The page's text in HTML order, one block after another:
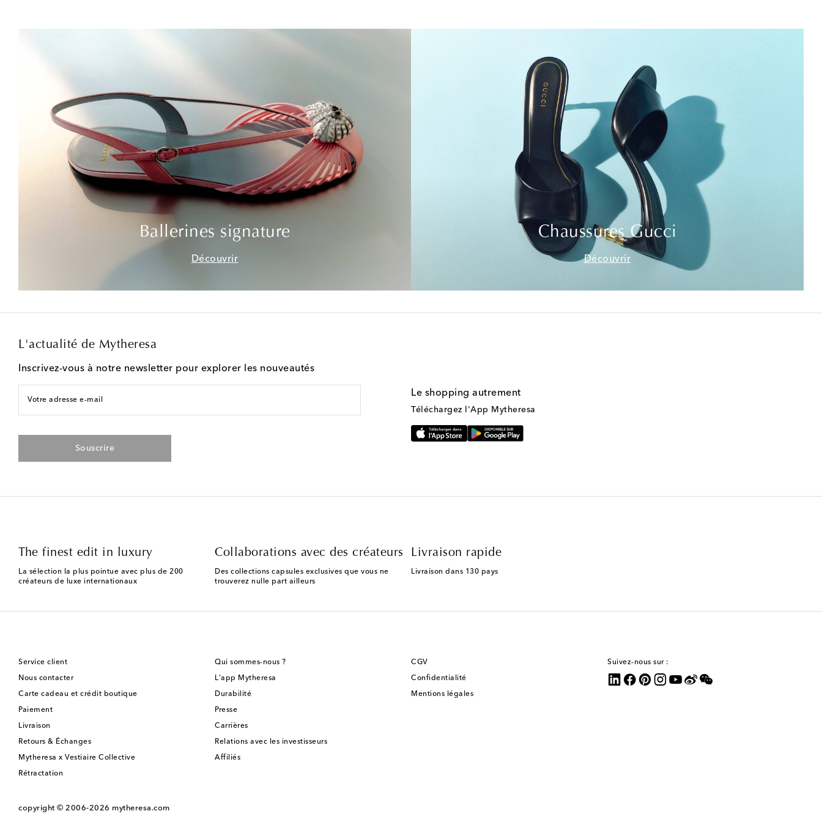
Ballerines signature
Découvrir
Chaussures Gucci
Découvrir
L'actualité de Mytheresa
Inscrivez-vous à notre newsletter pour explorer les nouveautés
Votre adresse e-mail
Souscrire
Le shopping autrement
Téléchargez l'App Mytheresa
The finest edit in luxury
La sélection la plus pointue avec plus de 200
créateurs de luxe internationaux
Collaborations avec des créateurs
Des collections capsules exclusives que vous ne
trouverez nulle part ailleurs
Livraison rapide
Livraison dans 130 pays
Service client
Nous contacter
Carte cadeau et crédit boutique
Paiement
Livraison
Retours & Échanges
Mytheresa x Vestiaire Collective
Rétractation
Qui sommes-nous ?
L'app Mytheresa
Durabilité
Presse
Carrières
Relations avec les investisseurs
Affiliés
CGV
Confidentialité
Mentions légales
Suivez-nous sur :
copyright © 2006-2026 mytheresa.com